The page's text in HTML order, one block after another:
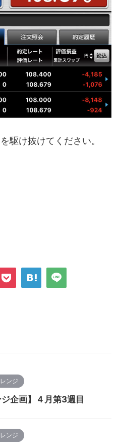
駆け抜けてください。
ンジ
ジ企画】４月第3週目
ンジ